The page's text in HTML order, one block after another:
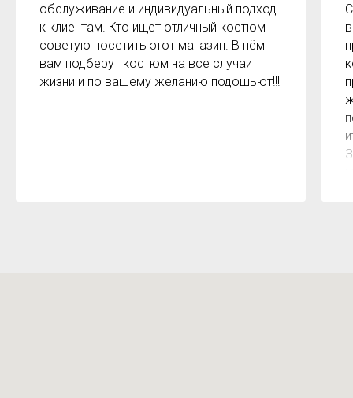
обслуживание и индивидуальный подход
к клиентам. Кто ищет отличный костюм
советую посетить этот магазин. В нём
вам подберут костюм на все случаи
жизни и по вашему желанию подошьют!!!